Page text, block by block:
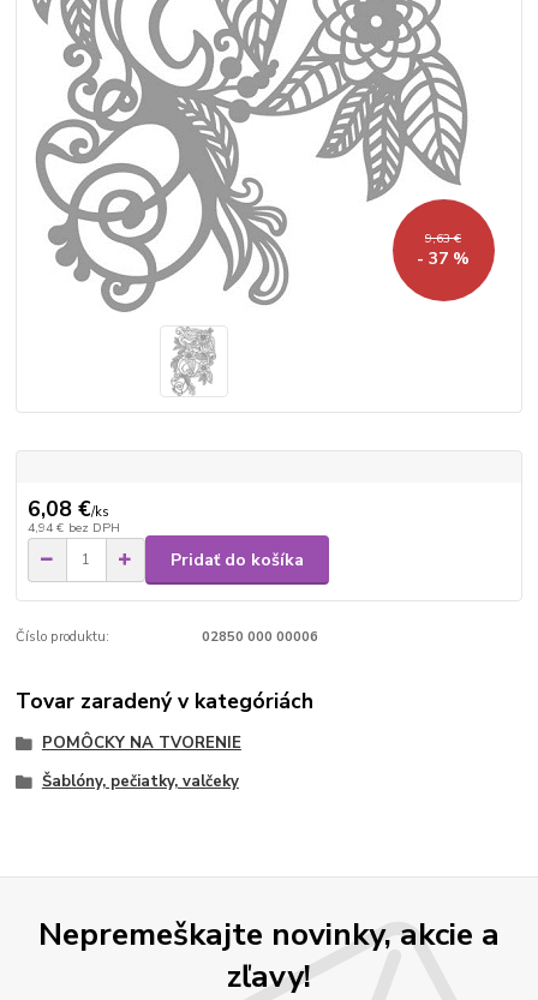
9,63 €
- 37 %
6,08 €/ks
4,94 € bez DPH
Pridať do košíka
Číslo produktu: 02850 000 00006
Tovar zaradený v kategóriách
POMÔCKY NA TVORENIE
Šablóny, pečiatky, valčeky
Nepremeškajte novinky, akcie a
zľavy!